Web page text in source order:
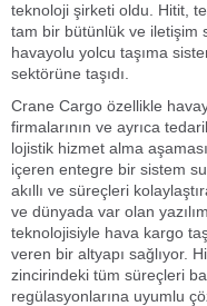
teknoloji şirketi oldu. Hitit,
tam bir bütünlük ve iletişim
havayolu yolcu taşıma
sektörüne taşıdı.
Crane Cargo özellikle
firmalarının ve ayrıca
lojistik hizmet alma
içeren entegre bir sistem
akıllı ve süreçleri
ve dünyada var olan
teknolojisiyle hava kargo
veren bir altyapı sağlıyor.
zincirindeki tüm süreçleri
regülasyonlarına uyumlu